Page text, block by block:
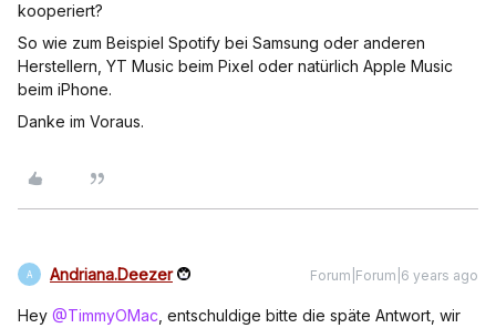
kooperiert?
So wie zum Beispiel Spotify bei Samsung oder anderen
Herstellern, YT Music beim Pixel oder natürlich Apple Music
beim iPhone.
Danke im Voraus.
A Andriana.Deezer Forum|Forum|6 years ago
Hey @TimmyOMac , entschuldige bitte die späte Antwort, wir